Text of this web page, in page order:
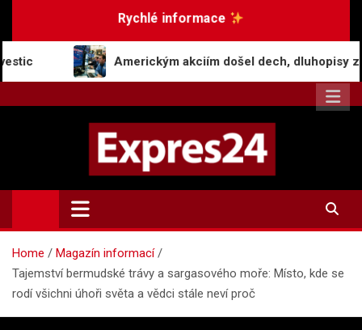
Rychlé informace
Americkým akciím došel dech, dluhopisy zaznamenaly
Expres24.cz
Rychlé zprávy po celý den
Home
Magazín informací
Tajemství bermudské trávy a sargasového moře: Místo, kde se
rodí všichni úhoři světa a vědci stále neví proč